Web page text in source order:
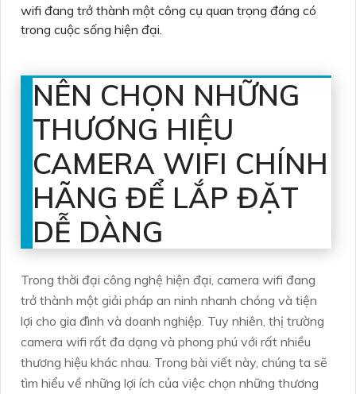
wifi đang trở thành một công cụ quan trọng đáng có
trong cuộc sống hiện đại.
NÊN CHỌN NHỮNG
THƯƠNG HIỆU
CAMERA WIFI CHÍNH
HÃNG ĐỂ LẮP ĐẶT
DỄ DÀNG
Trong thời đại công nghệ hiện đại, camera wifi đang
trở thành một giải pháp an ninh nhanh chóng và tiện
lợi cho gia đình và doanh nghiệp. Tuy nhiên, thị trường
camera wifi rất đa dạng và phong phú với rất nhiều
thương hiệu khác nhau. Trong bài viết này, chúng ta sẽ
tìm hiểu về những lợi ích của việc chọn những thương